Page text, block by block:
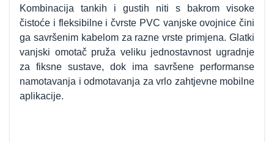
Kombinacija tankih i gustih niti s bakrom visoke
čistoće i fleksibilne i čvrste PVC vanjske ovojnice čini
ga savršenim kabelom za razne vrste primjena. Glatki
vanjski omotač pruža veliku jednostavnost ugradnje
za fiksne sustave, dok ima savršene performanse
namotavanja i odmotavanja za vrlo zahtjevne mobilne
aplikacije.